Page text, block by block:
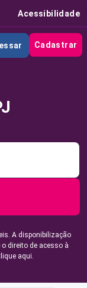
Acessibilidade
Cadastrar
A disponibilização
direito de acesso à
aqui.